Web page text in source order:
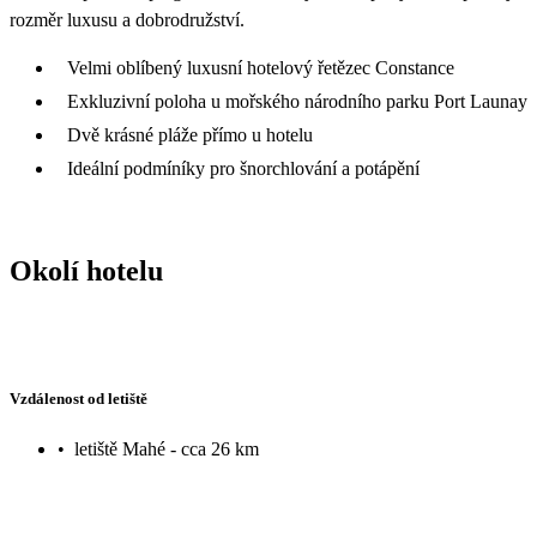
rozměr luxusu a dobrodružství.
Velmi oblíbený luxusní hotelový řetězec Constance
Exkluzivní poloha u mořského národního parku Port Launay
Dvě krásné pláže přímo u hotelu
Ideální podmíníky pro šnorchlování a potápění
Okolí hotelu
Vzdálenost od letiště
• letiště Mahé - cca 26 km